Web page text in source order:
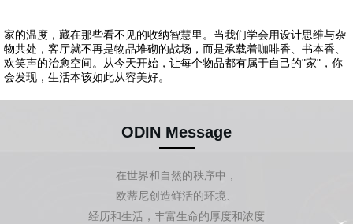
家的温度，藏在那些看不见的收纳智慧里。当我们学会用设计思维与杂
物共处，客厅就不再是物品堆砌的战场，而是承载着咖啡香、书本香、
欢笑声的治愈空间。从今天开始，让每个物品都有属于自己的"家"，你
会发现，生活本该如此从容美好。
ODIN Message
在世界和自然的秩序中，
欧蒂尼创造鲜活的环境、
经历和生活，丰富生命的厚度和浓度